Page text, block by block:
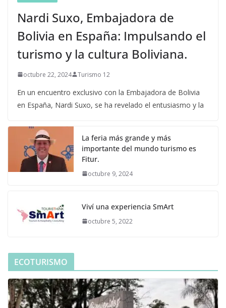
Nardi Suxo, Embajadora de
Bolivia en España: Impulsando el
turismo y la cultura Boliviana.
octubre 22, 2024 Turismo 12
En un encuentro exclusivo con la Embajadora de Bolivia
en España, Nardi Suxo, se ha revelado el entusiasmo y la
La feria más grande y más
importante del mundo turismo es
Fitur.
octubre 9, 2024
Viví una experiencia SmArt
octubre 5, 2022
ECOTURISMO